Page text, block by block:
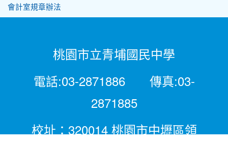
會計室規章辦法
桃園市立青埔國民中學
電話:03-2871886 傳真:03-
2871885
校址：320014 桃園市中壢區領